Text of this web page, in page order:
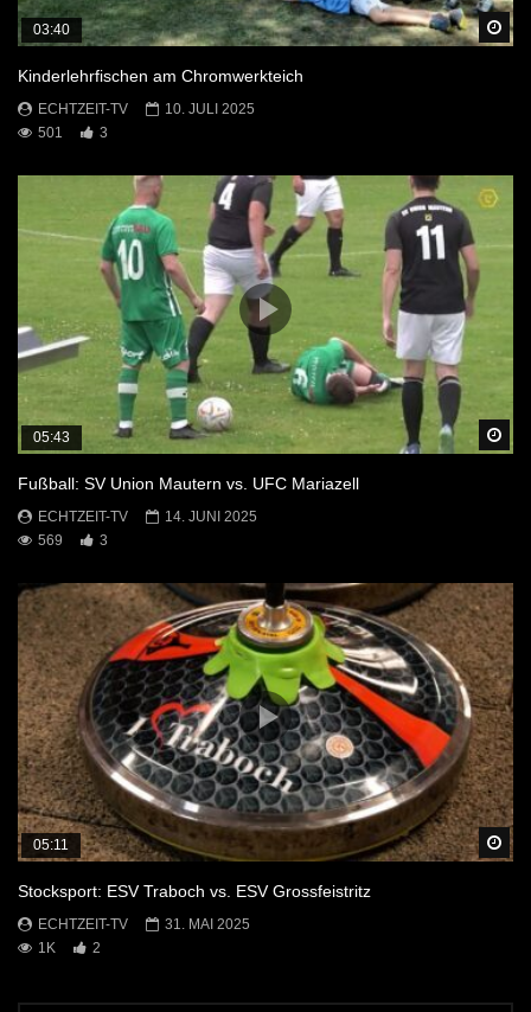
03:40
Kinderlehrfischen am Chromwerkteich
ECHTZEIT-TV
10. JULI 2025
501
3
05:43
Fußball: SV Union Mautern vs. UFC Mariazell
ECHTZEIT-TV
14. JUNI 2025
569
3
05:11
Stocksport: ESV Traboch vs. ESV Grossfeistritz
ECHTZEIT-TV
31. MAI 2025
1K
2